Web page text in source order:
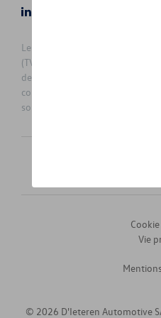
Les prix affichés sur le présent
(TVAc), hors éventuels frais de
de vente actuel et les éventuels
contacter votre
sont sujets à des changements
Vie
© 2026 D'Ieteren Automotive